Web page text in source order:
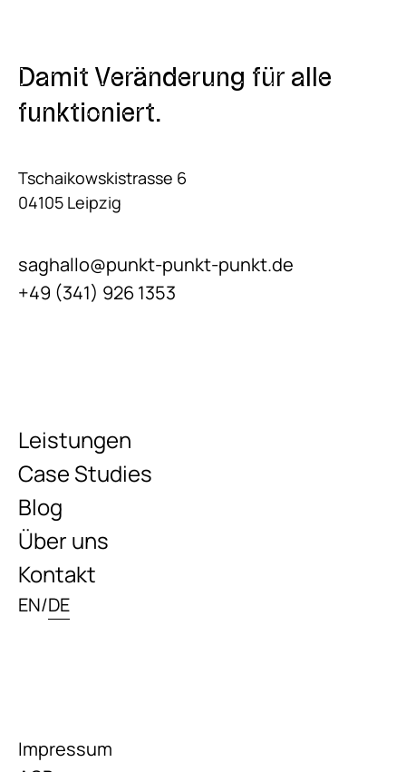
Damit Veränderung für alle
funktioniert.
Tschaikowskistrasse 6
04105 Leipzig
saghallo@punkt-punkt-punkt.de
+49 (341) 926 1353
Leistungen
Case Studies
Blog
Über uns
Kontakt
EN/DE
Impressum